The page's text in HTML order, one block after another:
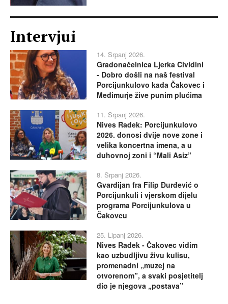
Intervjui
14. Srpanj 2026.
Gradonačelnica Ljerka Cividini
- Dobro došli na naš festival
Porcijunkulovo kada Čakovec i
Međimurje žive punim plućima
11. Srpanj 2026.
Nives Radek: Porcijunkulovo
2026. donosi dvije nove zone i
velika koncertna imena, a u
duhovnoj zoni i “Mali Asiz”
8. Srpanj 2026.
Gvardijan fra Filip Đurđević o
Porcijunkuli i vjerskom dijelu
programa Porcijunkulova u
Čakovcu
25. Lipanj 2026.
Nives Radek - Čakovec vidim
kao uzbudljivu živu kulisu,
promenadni „muzej na
otvorenom”, a svaki posjetitelj
dio je njegova „postava”